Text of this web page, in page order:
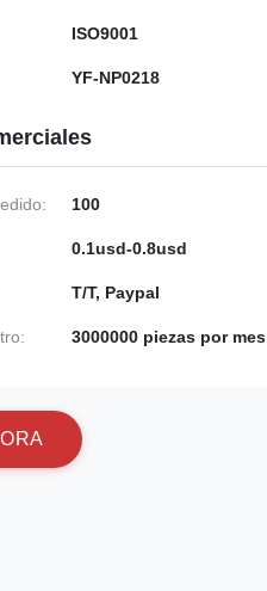
ISO9001
YF-NP0218
100
0.1usd-0.8usd
T/T, Paypal
3000000 piezas por mes
ORA